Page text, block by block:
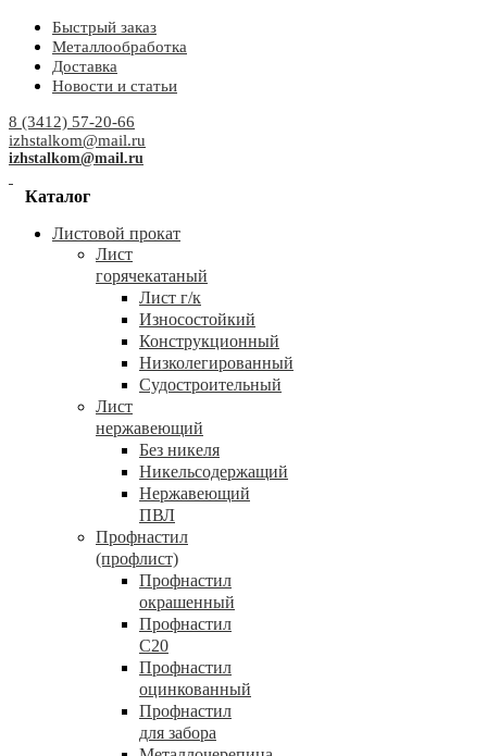
Быстрый заказ
Металлообработка
Доставка
Новости и статьи
8 (3412) 57-20-66
izhstalkom@mail.ru
izhstalkom@mail.ru
Каталог
Листовой прокат
Лист
горячекатаный
Лист г/к
Износостойкий
Конструкционный
Низколегированный
Судостроительный
Лист
нержавеющий
Без никеля
Никельсодержащий
Нержавеющий
ПВЛ
Профнастил
(профлист)
Профнастил
окрашенный
Профнастил
С20
Профнастил
оцинкованный
Профнастил
для забора